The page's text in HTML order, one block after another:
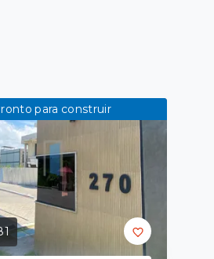
para construir